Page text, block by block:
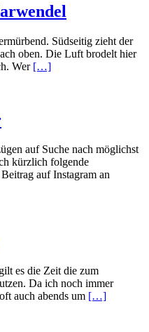
Südseitig zieht der
oben. Die Luft brodelt hier
Wer […]
auf Suche nach möglichst
kürzlich folgende
auf Instagram an
es die Zeit die zum
Da ich noch immer
auch abends um […]